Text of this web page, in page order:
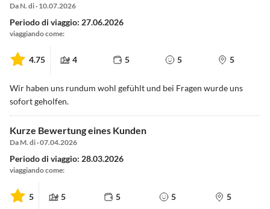
Da N. di · 10.07.2026
Periodo di viaggio: 27.06.2026
viaggiando come:
4.75 4 5 5 5
Wir haben uns rundum wohl gefühlt und bei Fragen wurde uns
sofort geholfen.
Kurze Bewertung eines Kunden
Da M. di · 07.04.2026
Periodo di viaggio: 28.03.2026
viaggiando come:
5 5 5 5 5